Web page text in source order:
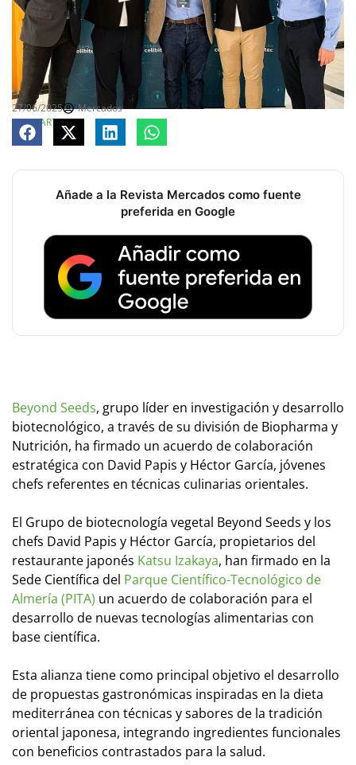
27/06/2025
Mercados
COMPARTE
Añade a la Revista Mercados como fuente
preferida en Google
Beyond Seeds, grupo líder en investigación y desarrollo
biotecnológico, a través de su división de Biopharma y
Nutrición, ha firmado un acuerdo de colaboración
estratégica con David Papis y Héctor García, jóvenes
chefs referentes en técnicas culinarias orientales.
El Grupo de biotecnología vegetal Beyond Seeds y los
chefs David Papis y Héctor García, propietarios del
restaurante japonés Katsu Izakaya, han firmado en la
Sede Científica del Parque Científico-Tecnológico de
Almería (PITA) un acuerdo de colaboración para el
desarrollo de nuevas tecnologías alimentarias con
base científica.
Esta alianza tiene como principal objetivo el desarrollo
de propuestas gastronómicas inspiradas en la dieta
mediterránea con técnicas y sabores de la tradición
oriental japonesa, integrando ingredientes funcionales
con beneficios contrastados para la salud.